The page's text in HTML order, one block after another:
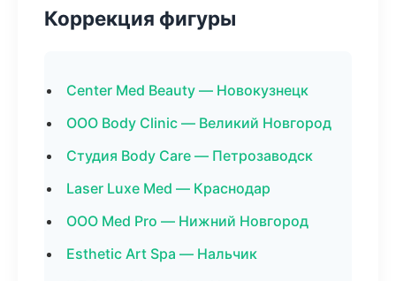
Коррекция фигуры
Center Med Beauty — Новокузнецк
ООО Body Clinic — Великий Новгород
Студия Body Care — Петрозаводск
Laser Luxe Med — Краснодар
ООО Med Pro — Нижний Новгород
Esthetic Art Spa — Нальчик